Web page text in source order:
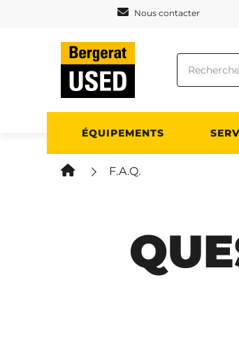
Nous contacter
ÉQUIPEMENTS
F.A.Q.
Panneau de gestion des cookies